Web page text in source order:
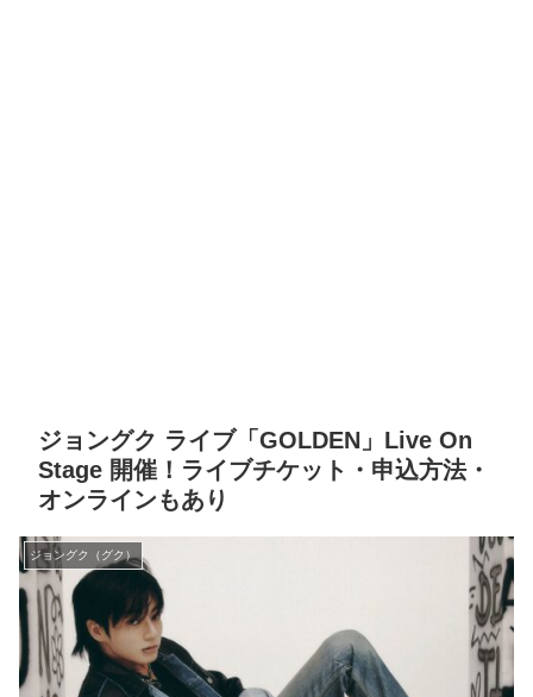
ジョングク ライブ「GOLDEN」Live On
Stage 開催！ライブチケット・申込方法・
オンラインもあり
ジョングク（グク）